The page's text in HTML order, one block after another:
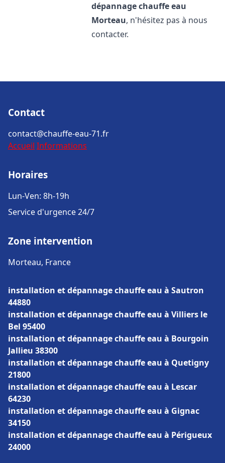
dépannage chauffe eau
Morteau, n'hésitez pas à nous
contacter.
Contact
contact@chauffe-eau-71.fr
Accueil Informations
Horaires
Lun-Ven: 8h-19h
Service d'urgence 24/7
Zone intervention
Morteau, France
installation et dépannage chauffe eau à Sautron
44880
installation et dépannage chauffe eau à Villiers le
Bel 95400
installation et dépannage chauffe eau à Bourgoin
Jallieu 38300
installation et dépannage chauffe eau à Quetigny
21800
installation et dépannage chauffe eau à Lescar
64230
installation et dépannage chauffe eau à Gignac
34150
installation et dépannage chauffe eau à Périgueux
24000